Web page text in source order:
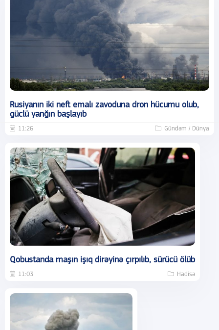
Rusiyanın iki neft emalı zavoduna dron hücumu olub,
güclü yanğın başlayıb
11:26 Gündəm / Dünya
Qobustanda maşın işıq dirəyinə çırpılıb, sürücü ölüb
11:03 Hadisə